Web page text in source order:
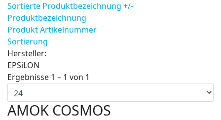
Sortierte Produktbezeichnung +/-
Produktbezeichnung
Produkt Artikelnummer
Sortierung
Hersteller:
EPSiLON
Ergebnisse 1 – 1 von 1
AMOK COSMOS